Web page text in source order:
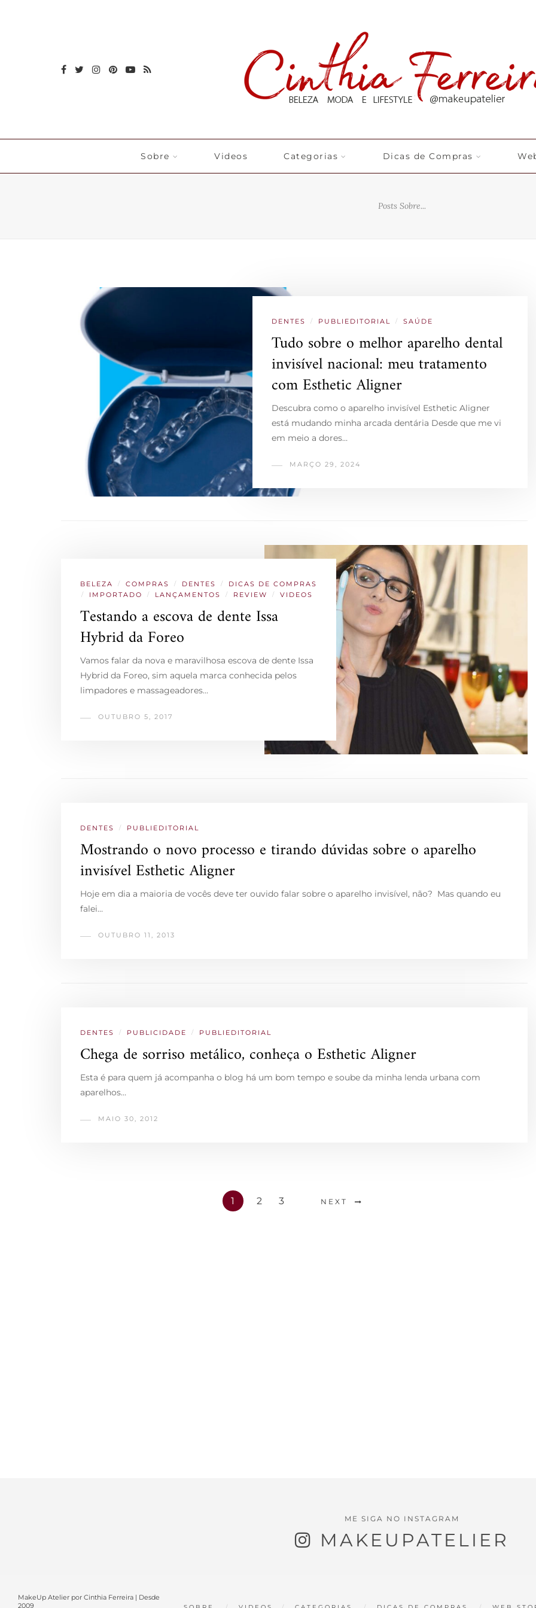
Sobre Videos Categorias Dicas de Compras
Posts Sobre...
DENTES / PUBLIEDITORIAL / SAÚDE
Tudo sobre o melhor aparelho dental
invisível nacional: meu tratamento
com Esthetic Aligner
Descubra como o aparelho invisível Esthetic Aligner
está mudando minha arcada dentária Desde que me vi
em meio a dores…
MARÇO 29, 2024
BELEZA / COMPRAS / DENTES / DICAS DE COMPRAS
/ IMPORTADO / LANÇAMENTOS / REVIEW / VIDEOS
Testando a escova de dente Issa
Hybrid da Foreo
Vamos falar da nova e maravilhosa escova de dente Issa
Hybrid da Foreo, sim aquela marca conhecida pelos
limpadores e massageadores…
OUTUBRO 5, 2017
DENTES / PUBLIEDITORIAL
Mostrando o novo processo e tirando dúvidas sobre o aparelho
invisível Esthetic Aligner
Hoje em dia a maioria de vocês deve ter ouvido falar sobre o aparelho invisível, não? Mas quando eu
falei…
OUTUBRO 11, 2013
DENTES / PUBLICIDADE / PUBLIEDITORIAL
Chega de sorriso metálico, conheça o Esthetic Aligner
Esta é para quem já acompanha o blog há um bom tempo e soube da minha lenda urbana com
aparelhos…
MAIO 30, 2012
1 2 3 NEXT
ME SIGA NO INSTAGRAM
MAKEUPATELIER
MakeUp Atelier por Cinthia Ferreira | Desde
2009